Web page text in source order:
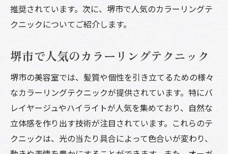
推奨されています。次に、堺市で人気のカラーリングテ
クニックについてご紹介します。
堺市で人気のカラーリングテクニック
堺市の美容室では、髪質や個性を引き立てるための様々
なカラーリングテクニックが提供されています。特にバ
レイヤージュやハイライトが人気を集めており、自然な
立体感を作り出す技術が注目されています。これらのテ
クニックは、光の当たり具合によって色合いが変わり、